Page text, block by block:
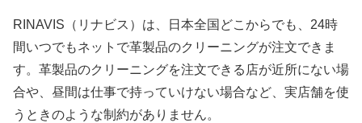
RINAVIS（リナビス）は、日本全国どこからでも、24時
間いつでもネットで革製品のクリーニングが注文できま
す。革製品のクリーニングを注文できる店が近所にない場
合や、昼間は仕事で持っていけない場合など、実店舗を使
うときのような制約がありません。